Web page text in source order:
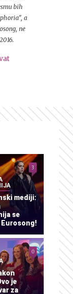
bih
a
ne
mediji:
se
Eurosong!
3
je
za
0